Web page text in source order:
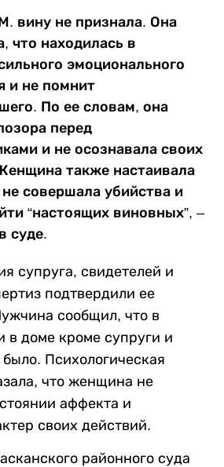
вину не признала. Она
что находилась в
эмоционального
и не помнит
По ее словам, она
перед
и не осознавала своих
также настаивала
совершала убийства и
“настоящих виновных”, –
суде.
супруга, свидетелей и
подтвердили ее
сообщил, что в
в доме кроме супруги и
Психологическая
что женщина не
аффекта и
своих действий.
районного суда